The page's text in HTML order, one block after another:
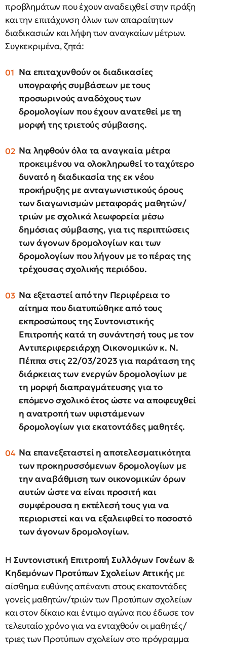
προβλημάτων που έχουν αναδειχθεί στην πράξη
και την επιτάχυνση όλων των απαραίτητων
διαδικασιών και λήψη των αναγκαίων μέτρων.
Συγκεκριμένα, ζητά:
Να επιταχυνθούν οι διαδικασίες
υπογραφής συμβάσεων με τους
προσωρινούς αναδόχουςτων
δρομολογίων που έχουν ανατεθεί με τη
μορφή τηςτριετούς σύμβασης.
Να ληφθούν όλα τα αναγκαία μέτρα
προκειμένου να ολοκληρωθεί το ταχύτερο
δυνατό η διαδικασία της εκ νέου
προκήρυξης με ανταγωνιστικούς όρους
των διαγωνισμών μεταφοράς μαθητών/
τριών με σχολικά λεωφορεία μέσω
δημόσιας σύμβασης, για τις περιπτώσεις
των άγονων δρομολογίων και των
δρομολογίων που λήγουν με το πέρας της
τρέχουσας σχολικής περιόδου.
Να εξεταστεί από την Περιφέρεια το
αίτημα που διατυπώθηκε από τους
εκπροσώπους της Συντονιστικής
Επιτροπής κατά τη συνάντησή τους με τον
Αντιπεριφερειάρχη Οικονομικών κ. Ν.
Πέππα στις 22/03/2023 για παράταση της
διάρκειας των ενεργών δρομολογίων με
τη μορφή διαπραγμάτευσης για το
επόμενο σχολικό έτος ώστε να αποφευχθεί
η ανατροπή των υφιστάμενων
δρομολογίων για εκατοντάδες μαθητές.
Να επανεξεταστείη αποτελεσματικότητα
τωνπροκηρυσσόμενων δρομολογίων με
την αναβάθμιση των οικονομικών όρων
αυτών ώστε να είναιπροσιτή και
συμφέρουσα η εκτέλεσή τους για να
περιοριστεί και να εξαλειφθεί το ποσοστό
των άγονων δρομολογίων.
Η Συντονιστική Επιτροπή Συλλόγων Γονέων &
Κηδεμόνων Προτύπων Σχολείων Αττικήςμε
αίσθημα ευθύνης απέναντι στους εκατοντάδες
γονείς μαθητών/τριών των Προτύπων σχολείων
και στον δίκαιο και έντιμο αγώνα που έδωσε τον
τελευταίο χρόνο για να ενταχθούν οι μαθητές/
τριες των Προτύπων σχολείων στο πρόγραμμα